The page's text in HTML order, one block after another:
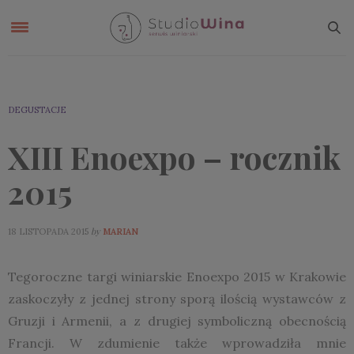
DEGUSTACJE
XIII Enoexpo – rocznik
2015
18 LISTOPADA 2015 by MARIAN
Tegoroczne targi winiarskie Enoexpo 2015 w Krakowie
zaskoczyły z jednej strony sporą ilością wystawców z
Gruzji i Armenii, a z drugiej symboliczną obecnością
Francji. W zdumienie także wprowadziła mnie